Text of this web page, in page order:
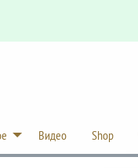
Видео Shop